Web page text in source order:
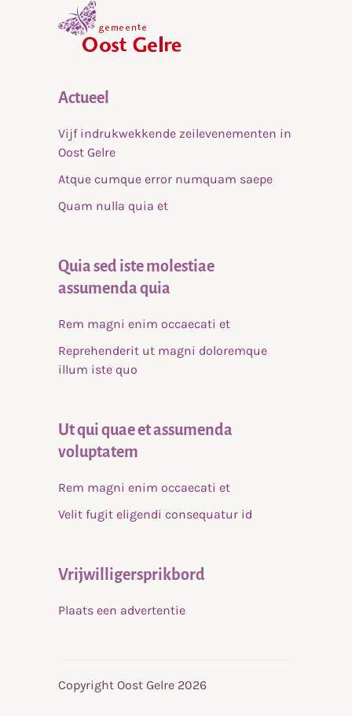
Actueel
Vijf indrukwekkende zeilevenementen in
Oost Gelre
Atque cumque error numquam saepe
Quam nulla quia et
Quia sed iste molestiae
assumenda quia
Rem magni enim occaecati et
Reprehenderit ut magni doloremque
illum iste quo
Ut qui quae et assumenda
voluptatem
Rem magni enim occaecati et
Velit fugit eligendi consequatur id
Vrijwilligersprikbord
Plaats een advertentie
Copyright Oost Gelre 2026